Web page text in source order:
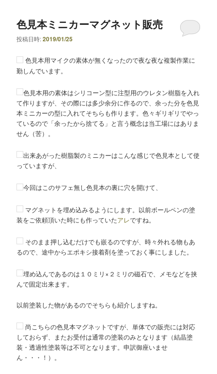
色見本ミニカーマグネット販売
投稿日時:2019/01/25
色見本用マイクの素体が無くなったので夜な夜な複製作業に
勤しんでいます。
色見本用の素体はシリコーン型に注型用のウレタン樹脂を入れ
て作りますが、その際には多少余分に作るので、余った分を色見
本ミニカーの型に入れてそちらも作ります。色々ギリギリでやっ
ているので「余ったから捨てる」と言う概念は当工場にはありま
せん（苦）。
出来あがった樹脂製のミニカーはこんな感じで色見本として使
っていますが、
今回はこのサフェ無し色見本の裏に穴を開けて、
マグネットを埋め込みるようにします。以前ボールペンの塗
装をご依頼頂いた時にも作っていたアレですね。
そのまま押し込むだけでも嵌るのですが、時々外れる物もあ
るので、途中からエポキシ接着剤を塗っておく事にしました。
埋め込んであるのは１０ミリ×２ミリの磁石で、メモなどを挟
んで固定出来ます。
以前塗装した物があるのでそちらも紹介しますね。
尚こちらの色見本マグネットですが、単体での販売には対応
しておらず、またお受付は通常の塗装のみとなります（結晶塗
装・透過性塗装等は不可となります。申訳御座いませ
ん・・・！）。